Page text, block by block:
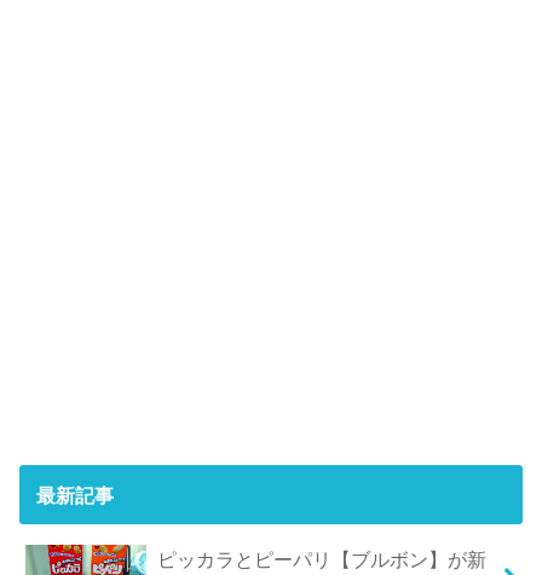
最新記事
ピッカラとピーパリ【ブルボン】が新